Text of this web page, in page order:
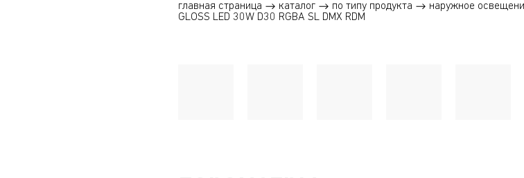
главная страница каталог по типу продукта наружное
GLOSS LED 30W D30 RGBA SL DMX RDM